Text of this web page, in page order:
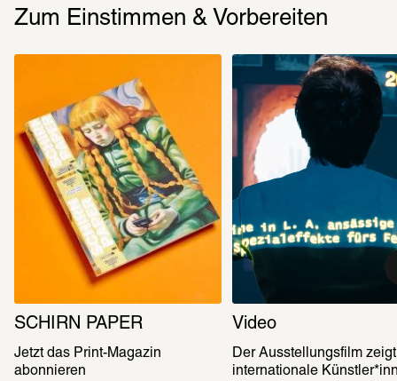
Zum Einstimmen & Vorbereiten
SCHIRN PAPER
Jetzt das Print-Magazin
abonnieren
Video
Der Ausstellungsfilm
internationale